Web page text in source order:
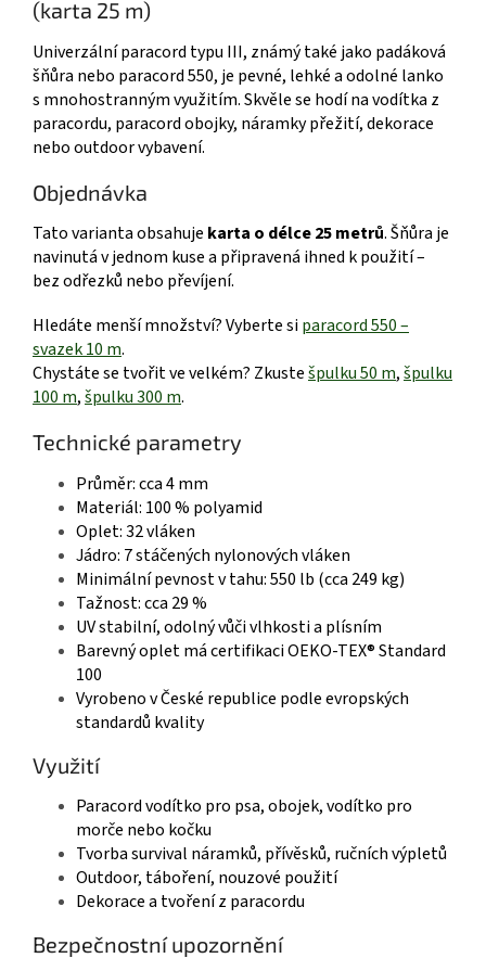
(karta 25 m)
Univerzální paracord typu III, známý také jako padáková
šňůra nebo paracord 550, je pevné, lehké a odolné lanko
s mnohostranným využitím. Skvěle se hodí na vodítka z
paracordu, paracord obojky, náramky přežití, dekorace
nebo outdoor vybavení.
Objednávka
Tato varianta obsahuje karta o délce 25 metrů. Šňůra je
navinutá v jednom kuse a připravená ihned k použití –
bez odřezků nebo převíjení.
Hledáte menší množství? Vyberte siparacord 550 –
svazek 10 m.
Chystáte se tvořit ve velkém? Zkustešpulku 50 m,špulku
100 m,špulku 300 m.
Technické parametry
Průměr: cca 4 mm
Materiál: 100 % polyamid
Oplet: 32 vláken
Jádro: 7 stáčených nylonových vláken
Minimální pevnost v tahu: 550 lb (cca 249 kg)
Tažnost: cca 29 %
UV stabilní, odolný vůči vlhkosti a plísním
Barevný oplet má certifikaci OEKO-TEX® Standard
100
Vyrobeno v České republice podle evropských
standardů kvality
Využití
Paracord vodítko pro psa, obojek, vodítko pro
morče nebo kočku
Tvorba survival náramků, přívěsků, ručních výpletů
Outdoor, táboření, nouzové použití
Dekorace a tvoření z paracordu
Bezpečnostní upozornění